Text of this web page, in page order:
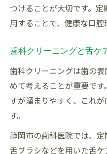
つけることが大切です。
用することで、健康な口腔
歯科クリーニングと舌ケ
歯科クリーニングは歯の
めて考えることが重要で
すが溜まりやすく、これ
す。
静岡市の歯科医院では、
舌ブラシなどを用いた舌ケ